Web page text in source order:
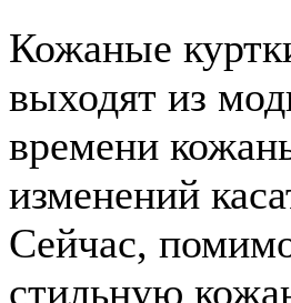
Кожаные
выходят из
времени
изменений
Сейчас,
стильную